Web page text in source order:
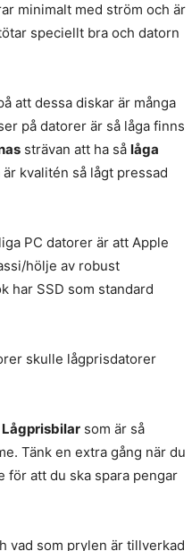
minimalt med ström och är
speciellt bra och datorn
att dessa diskar är många
på datorer är så låga finns
strävan att ha så låga
kvalitén så lågt pressad
PC datorer är att Apple
hölje av robust
har SSD som standard
skulle lågprisdatorer
Lågprisbilar som är så
Tänk en extra gång när du
att du ska spara pengar
vad som prylen är tillverkad